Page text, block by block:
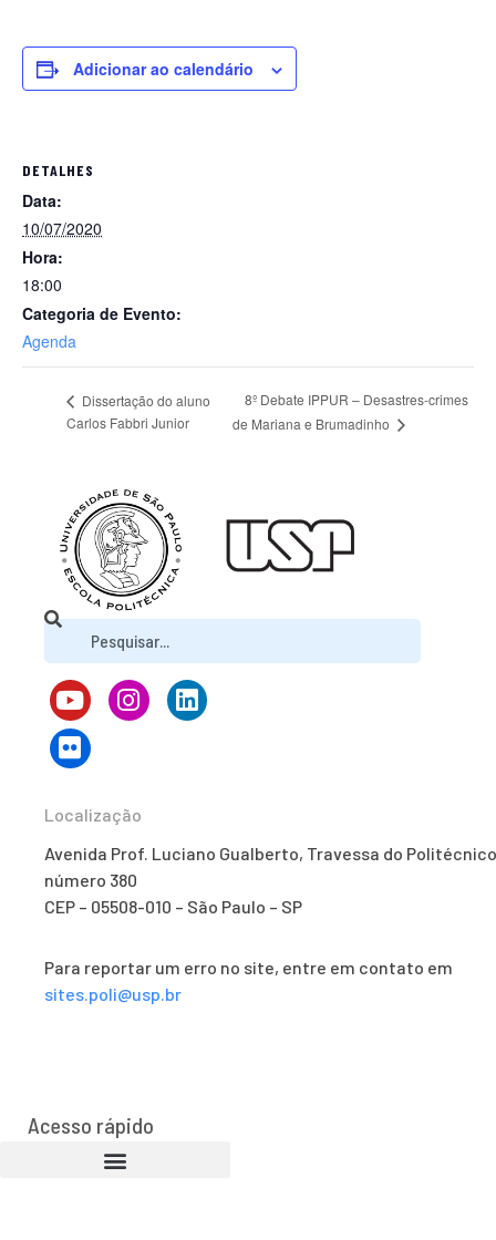
Adicionar ao calendário
DETALHES
Data:
10/07/2020
Hora:
18:00
Categoria de Evento:
Agenda
Dissertação do aluno
Carlos Fabbri Junior
8º Debate IPPUR – Desastres-crimes
de Mariana e Brumadinho
Localização
Avenida Prof. Luciano Gualberto, Travessa do
número 380
CEP – 05508-010 – São Paulo – SP
Para reportar um erro no site, entre em contato em
sites.poli@usp.br
Acesso rápido